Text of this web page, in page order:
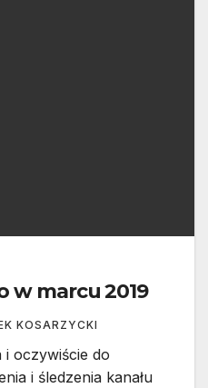
w marcu 2019
KOSARZYCKI
i oczywiście do
i śledzenia kanału